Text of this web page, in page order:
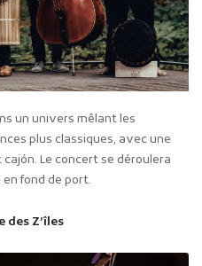
un univers mêlant les
plus classiques, avec une
Le concert se déroulera
fond de port.
des Z’îles